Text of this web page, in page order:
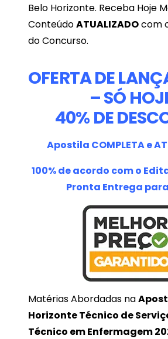
Belo Horizonte. Receba Hoje
ConteúdoATUALIZADOcom
do Concurso.
OFERTA DE
– SÓ
40% DE
Apostila COMPLETA e
100% de acordo com o
Pronta Entrega
Matérias Abordadas na
Horizonte Técnico de
Técnico em Enfermagem